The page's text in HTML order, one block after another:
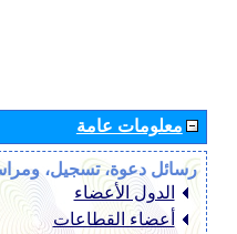
معلومات عامة
رسائل دعوة، تسجيل،
الدول الأعضاء
أعضاء القطاعات